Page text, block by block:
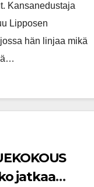
Kansanedustaja
Lipposen
hän linjaa mikä
jatkaa